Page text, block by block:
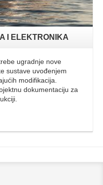
I ELEKTRONIKA
ugradnje nove
sustave uvođenjem
modifikacija.
dokumentaciju za